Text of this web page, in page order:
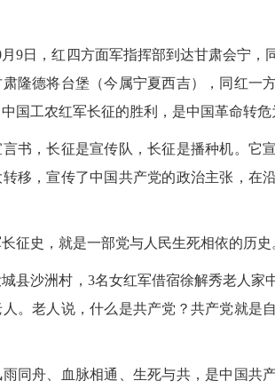
日，红四方面军指挥部到达甘肃会宁，
隆德将台堡（今属宁夏西吉），同红一
国工农红军长征的胜利，是中国革命转危
，长征是宣传队，长征是播种机。它
移，宣传了中国共产党的政治主张，在
史，就是一部党与人民生死相依的历史
沙洲村，3名女红军借宿徐解秀老人家
。老人说，什么是共产党？共产党就是
舟、血脉相通、生死与共，是中国共产